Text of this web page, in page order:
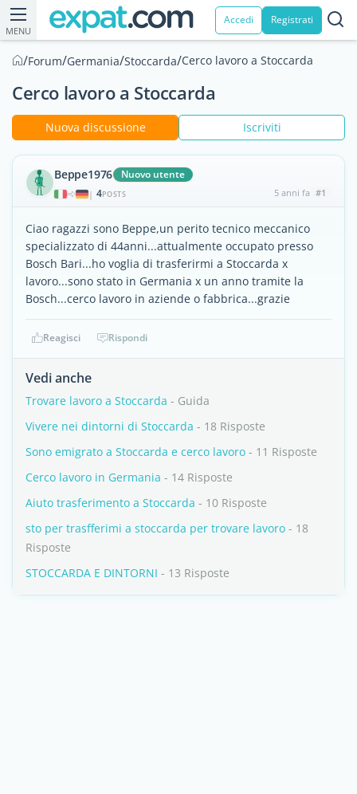
MENU
Accedi Registrati
/Forum/Germania/Stoccarda/Cerco lavoro a Stoccarda
Cerco lavoro a Stoccarda
Nuova discussione Iscriviti
Beppe1976 Nuovo utente
| 4POSTS 5 anni fa #1
Ciao ragazzi sono Beppe,un perito tecnico meccanico
specializzato di 44anni...attualmente occupato presso
Bosch Bari...ho voglia di trasferirmi a Stoccarda x
lavoro...sono stato in Germania x un anno tramite la
Bosch...cerco lavoro in aziende o fabbrica...grazie
Reagisci Rispondi
Vedi anche
Trovare lavoro a Stoccarda - Guida
Vivere nei dintorni di Stoccarda - 18 Risposte
Sono emigrato a Stoccarda e cerco lavoro - 11 Risposte
Cerco lavoro in Germania - 14 Risposte
Aiuto trasferimento a Stoccarda - 10 Risposte
sto per trasfferimi a stoccarda per trovare lavoro - 18
Risposte
STOCCARDA E DINTORNI - 13 Risposte